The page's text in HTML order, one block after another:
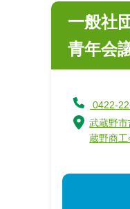
一般社
青年会
0422-
武蔵野
蔵野商